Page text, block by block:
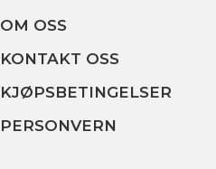
OM OSS
KONTAKT OSS
KJØPSBETINGELSER
PERSONVERN